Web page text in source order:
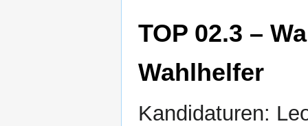
TOP 02.3 –
Wahlhelfer
Kandidaturen: